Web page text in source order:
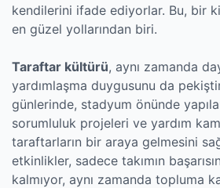
kendilerini ifade ediyorlar. Bu, bir
en güzel yollarından biri.
Taraftar kültürü, aynı zamanda
yardımlaşma duygusunu da
günlerinde, stadyum önünde
sorumluluk projeleri ve yardım
taraftarların bir araya gelmesini
etkinlikler, sadece takımın
kalmıyor, aynı zamanda topluma